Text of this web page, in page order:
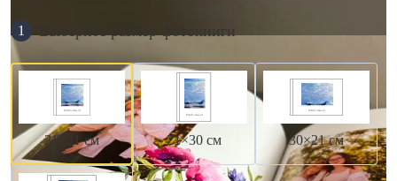
1 Выберите размер фотокниги
21×21 см 21×30 см 30×21 см